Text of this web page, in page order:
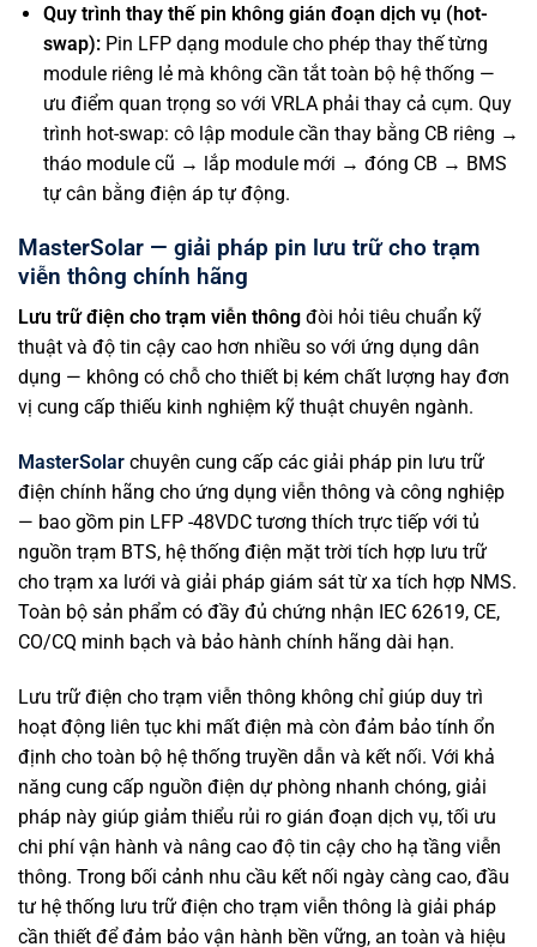
Quy trình thay thế pin không gián đoạn dịch vụ (hot-
swap):Pin LFP dạng module cho phép thay thế từng
module riêng lẻ mà không cần tắt toàn bộ hệ thống —
ưu điểm quan trọng so với VRLA phải thay cả cụm. Quy
trình hot-swap: cô lập module cần thay bằng CB riêng →
tháo module cũ → lắp module mới → đóng CB → BMS
tự cân bằng điện áp tự động.
MasterSolar — giải pháp pin lưu trữ cho trạm
viễn thông chính hãng
Lưu trữ điện cho trạm viễn thông đòi hỏi tiêu chuẩn kỹ
thuật và độ tin cậy cao hơn nhiều so với ứng dụng dân
dụng — không có chỗ cho thiết bị kém chất lượng hay đơn
vị cung cấp thiếu kinh nghiệm kỹ thuật chuyên ngành.
MasterSolar chuyên cung cấp các giải pháp pin lưu trữ
điện chính hãng cho ứng dụng viễn thông và công nghiệp
— bao gồm pin LFP -48VDC tương thích trực tiếp với tủ
nguồn trạm BTS, hệ thống điện mặt trời tích hợp lưu trữ
cho trạm xa lưới và giải pháp giám sát từ xa tích hợp NMS.
Toàn bộ sản phẩm có đầy đủ chứng nhận IEC 62619, CE,
CO/CQ minh bạch và bảo hành chính hãng dài hạn.
Lưu trữ điện cho trạm viễn thông không chỉ giúp duy trì
hoạt động liên tục khi mất điện mà còn đảm bảo tính ổn
định cho toàn bộ hệ thống truyền dẫn và kết nối. Với khả
năng cung cấp nguồn điện dự phòng nhanh chóng, giải
pháp này giúp giảm thiểu rủi ro gián đoạn dịch vụ, tối ưu
chi phí vận hành và nâng cao độ tin cậy cho hạ tầng viễn
thông. Trong bối cảnh nhu cầu kết nối ngày càng cao, đầu
tư hệ thống lưu trữ điện cho trạm viễn thông là giải pháp
cần thiết để đảm bảo vận hành bền vững, an toàn và hiệu